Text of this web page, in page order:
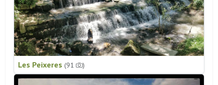
Les Peixeres (91 )